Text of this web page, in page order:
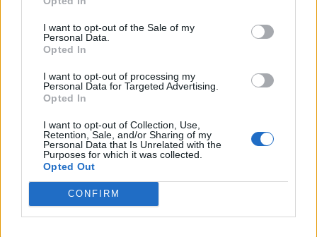
I want to opt-out of the Sale of my
Personal Data.
Opted In
I want to opt-out of processing my
Personal Data for Targeted Advertising.
Opted In
I want to opt-out of Collection, Use,
Retention, Sale, and/or Sharing of my
Personal Data that Is Unrelated with the
Purposes for which it was collected.
Opted Out
CONFIRM